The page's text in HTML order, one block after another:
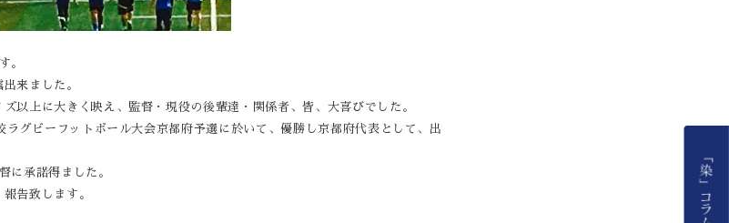
。
来ました。
以上に大きく映え、監督・現役の後輩達・関係者、皆、大喜びでした。
ラグビーフットボール大会京都府予選に於いて、優勝し京都府代表として、出
に承諾得ました。
告致します。